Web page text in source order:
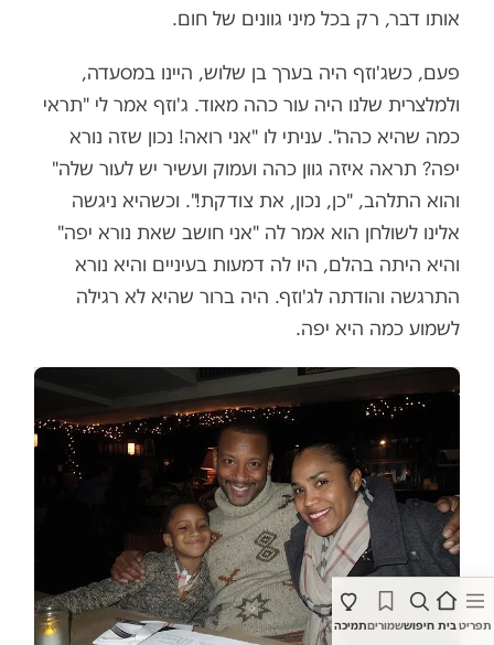
תפריטבית חיפוששמוריםתמיכה
אותו דבר, רק בכל מיני גוונים של חום.
פעם, כשג'וזף היה בערך בן שלוש, היינו במסעדה,
ולמלצרית שלנו היה עור כהה מאוד. ג'וזף אמר לי "תראי
כמה שהיא כהה". עניתי לו "אני רואה! נכון שזה נורא
יפה? תראה איזה גוון כהה ועמוק ועשיר יש לעור שלה"
והוא התלהב, "כן, נכון, את צודקת!". וכשהיא ניגשה
אלינו לשולחן הוא אמר לה "אני חושב שאת נורא יפה"
והיא היתה בהלם, היו לה דמעות בעיניים והיא נורא
התרגשה והודתה לג'וזף. היה ברור שהיא לא רגילה
לשמוע כמה היא יפה.